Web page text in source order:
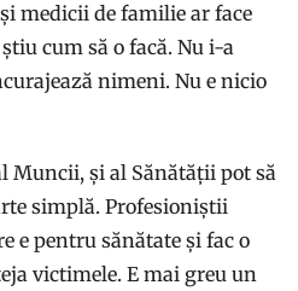
medicii de familie ar face
cum să o facă. Nu i-a
nimeni. Nu e nicio
Muncii, și al Sănătății pot să
simplă. Profesioniștii
e pentru sănătate și fac o
victimele. E mai greu un